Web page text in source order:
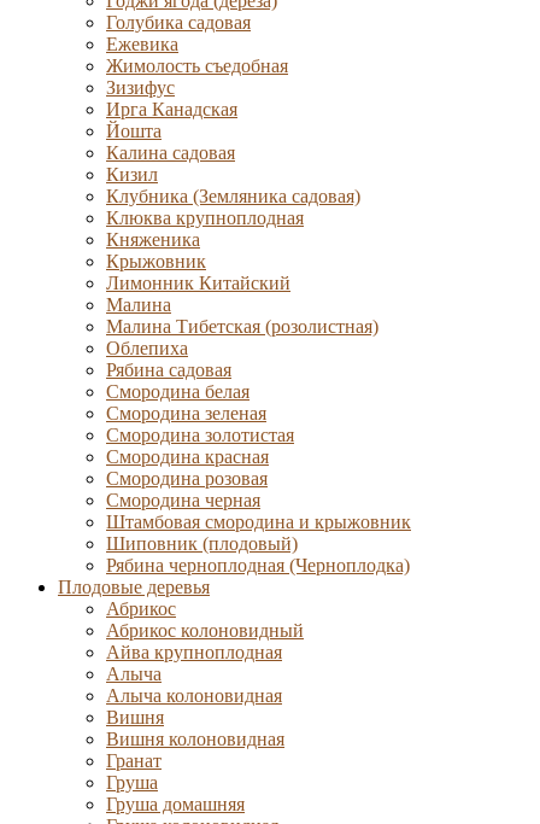
Голубика садовая
Ежевика
Жимолость съедобная
Зизифус
Ирга Канадская
Йошта
Калина садовая
Кизил
Клубника (Земляника садовая)
Клюква крупноплодная
Княженика
Крыжовник
Лимонник Китайский
Малина
Малина Тибетская (розолистная)
Облепиха
Рябина садовая
Смородина белая
Смородина зеленая
Смородина золотистая
Смородина красная
Смородина розовая
Смородина черная
Штамбовая смородина и крыжовник
Шиповник (плодовый)
Рябина черноплодная (Черноплодка)
Плодовые деревья
Абрикос
Абрикос колоновидный
Айва крупноплодная
Алыча
Алыча колоновидная
Вишня
Вишня колоновидная
Гранат
Груша
Груша домашняя